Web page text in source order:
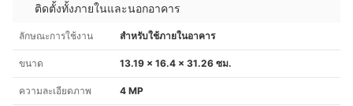
ติดตั้งทั้งภายในและนอกอาคาร
ลักษณะการใช้งาน สำหรับใช้ภายในอาคาร
ขนาด 13.19 x 16.4 x 31.26 ซม.
ความละเอียดภาพ 4 MP